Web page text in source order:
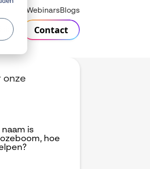
Webinars Blogs
Contact
onze
naam is
hoe